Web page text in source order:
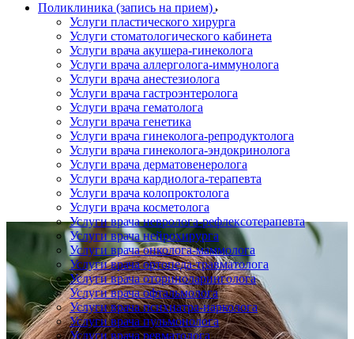
Поликлиника (запись на прием)
Услуги пластического хирурга
Услуги стоматологического кабинета
Услуги врача акушера-гинеколога
Услуги врача аллерголога-иммунолога
Услуги врача анестезиолога
Услуги врача гастроэнтеролога
Услуги врача гематолога
Услуги врача генетика
Услуги врача гинеколога-репродуктолога
Услуги врача гинеколога-эндокринолога
Услуги врача дерматовенеролога
Услуги врача кардиолога-терапевта
Услуги врача колопроктолога
Услуги врача косметолога
Услуги врача невролога-рефлексотерапевта
Услуги врача нейрохирурга
Услуги врача онколога-маммолога
Услуги врача ортопеда-травматолога
Услуги врача оториноларинголога
Услуги врача офтальмолога
Услуги врача психиатра-нарколога
Услуги врача пульмонолога
Услуги врача ревматолога